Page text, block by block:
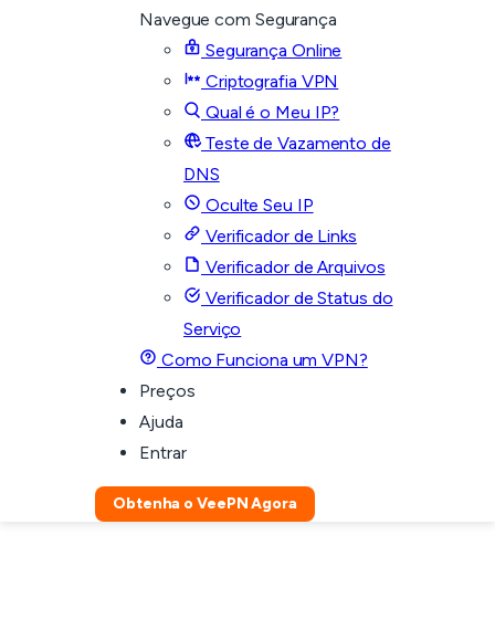
Navegue com Segurança
Segurança Online
Criptografia VPN
Qual é o Meu IP?
Teste de Vazamento de
DNS
Oculte Seu IP
Verificador de Links
Verificador de Arquivos
Verificador de Status do
Serviço
Como Funciona um VPN?
Preços
Ajuda
Entrar
Obtenha o VeePN Agora